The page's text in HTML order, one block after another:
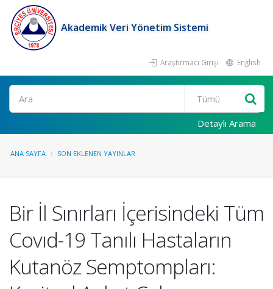
Akademik Veri Yönetim Sistemi
Araştırmacı Girişi English
Ara
Detaylı Arama
ANA SAYFA SON EKLENEN YAYINLAR
Bir İl Sınırları İçerisindeki Tüm
Covıd-19 Tanılı Hastaların
Kutanöz Semptompları: